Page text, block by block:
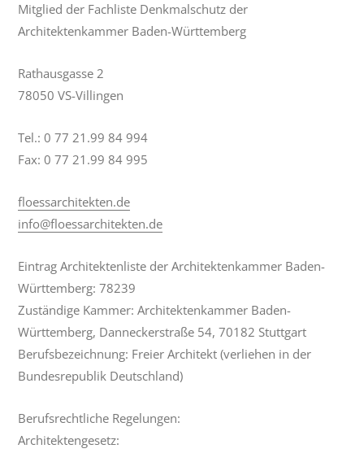
Mitglied der Fachliste Denkmalschutz der
Architektenkammer Baden-Württemberg
Rathausgasse 2
78050 VS-Villingen
Tel.: 0 77 21.99 84 994
Fax: 0 77 21.99 84 995
floessarchitekten.de
info@floessarchitekten.de
Eintrag Architektenliste der Architektenkammer Baden-
Württemberg: 78239
Zuständige Kammer: Architektenkammer Baden-
Württemberg, Danneckerstraße 54, 70182 Stuttgart
Berufsbezeichnung: Freier Architekt (verliehen in der
Bundesrepublik Deutschland)
Berufsrechtliche Regelungen:
Architektengesetz: